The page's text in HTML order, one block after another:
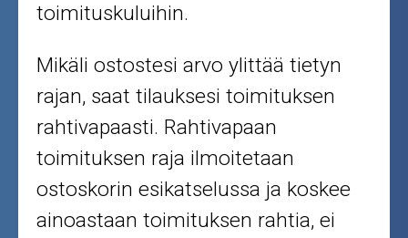
toimituskuluihin.
Mikäli ostostesi arvo ylittää tietyn
rajan, saat tilauksesi toimituksen
rahtivapaasti. Rahtivapaan
toimituksen raja ilmoitetaan
ostoskorin esikatselussa ja koskee
ainoastaan toimituksen rahtia, ei